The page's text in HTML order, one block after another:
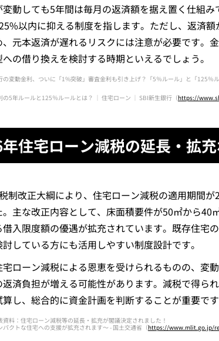
変動しても5年間は毎月の返済額を据え置く仕組
以内に抑える制度を指します。ただし、返済
元本返済が遅れるリスクには注意が必要です。
の借り換えを検討する時期といえるでしょう。
の変動金利、ついに「1%突破」審査金利も引き上げ？「5％ルール」と「125
の5年ルールと125％ルールとは？ ｜ 住宅ローン ｜ SBI新生銀行（https://
住宅ローン減税の延長・拡
制改正大綱により、住宅ローン減税の適用期間
。主な改正内容として、床面積要件が50㎡から40
借入限度額の優遇が拡充されています。既存住宅
している方にも活用しやすい制度設計です。
ローン減税による恩恵を受けられるものの、変
返済負担が増える可能性があります。減税で得ら
し、総合的に資金計画を判断することが重要です
資料：住宅ローン減税等の延長・拡充が閣議決定されました！
パクトな住宅への支援が拡充されます～ - 国土交通省（https://www.mlit.go.jp/